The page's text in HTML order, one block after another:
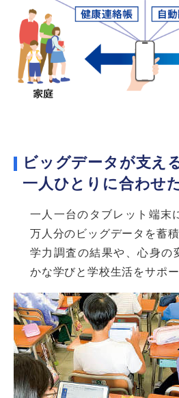
ビッグデータが支える
一人ひとりに合わせ
一人一台のタブレット端末
万人分のビッグデータを蓄積
学力調査の結果や、心身の
かな学びと学校生活をサポー